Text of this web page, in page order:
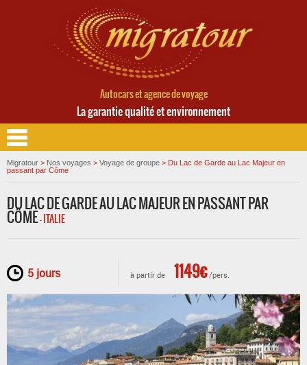
Autocars et agence de voyage
La garantie qualité et environnement
Migratour > Nos voyages > Voyage de groupe > Du Lac de Garde au Lac Majeur en
passant par Côme
DU LAC DE GARDE AU LAC MAJEUR EN PASSANT PAR
CÔME- ITALIE
5 jours à partir de 1149€/pers.